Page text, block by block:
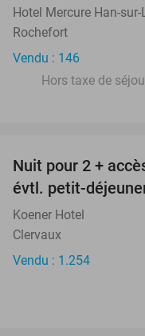
Hotel Mercure Han-sur-
Rochefort
Vendu : 146
Hors taxe de
Nuit pour 2 +
évtl. petit-
Koener Hotel
Clervaux
Vendu : 1.254